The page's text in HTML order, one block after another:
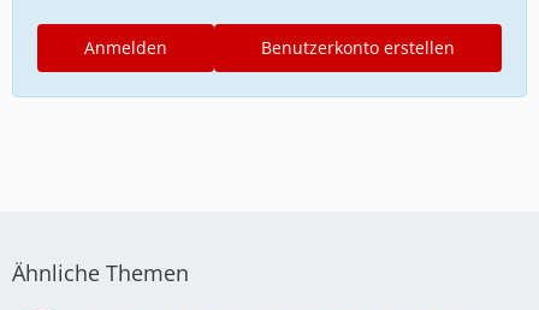
Benutzerkonto erstellen
Anmelden
Ähnliche Themen